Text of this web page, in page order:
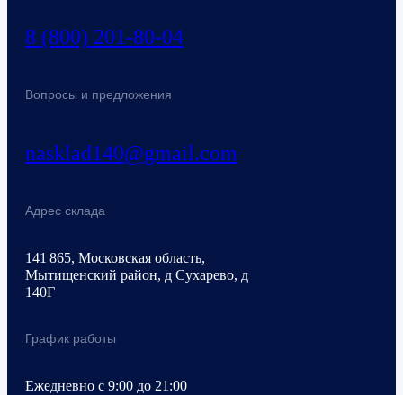
8 (800) 201-80-04
Вопросы и предложения
nasklad140@gmail.com
Адрес склада
141 865, Московская область,
Мытищенский район, д Сухарево, д
140Г
График работы
Ежедневно с 9:00 до 21:00